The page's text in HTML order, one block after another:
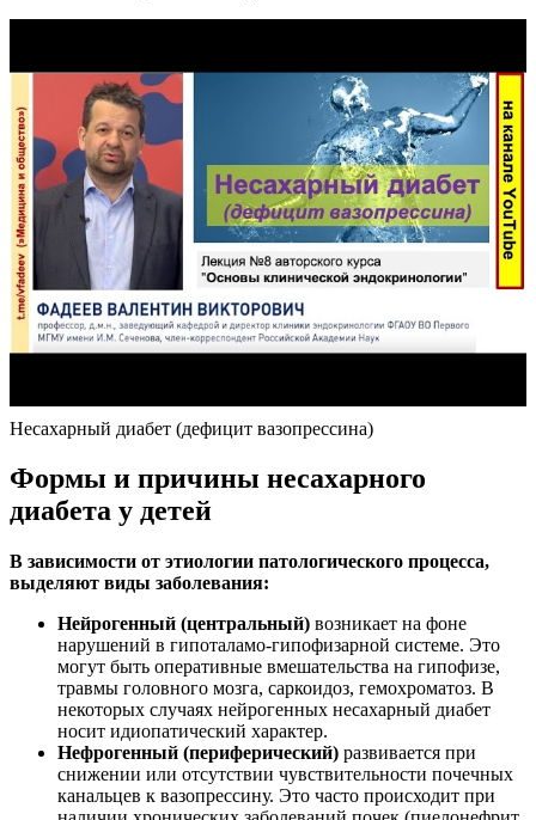
Несахарный диабет (дефицит вазопрессина)
Формы и причины несахарного
диабета у детей
В зависимости от этиологии патологического процесса,
выделяют виды заболевания:
Нейрогенный (центральный) возникает на фоне
нарушений в гипоталамо-гипофизарной системе. Это
могут быть оперативные вмешательства на гипофизе,
травмы головного мозга, саркоидоз, гемохроматоз. В
некоторых случаях нейрогенных несахарный диабет
носит идиопатический характер.
Нефрогенный (периферический) развивается при
снижении или отсутствии чувствительности почечных
канальцев к вазопрессину. Это часто происходит при